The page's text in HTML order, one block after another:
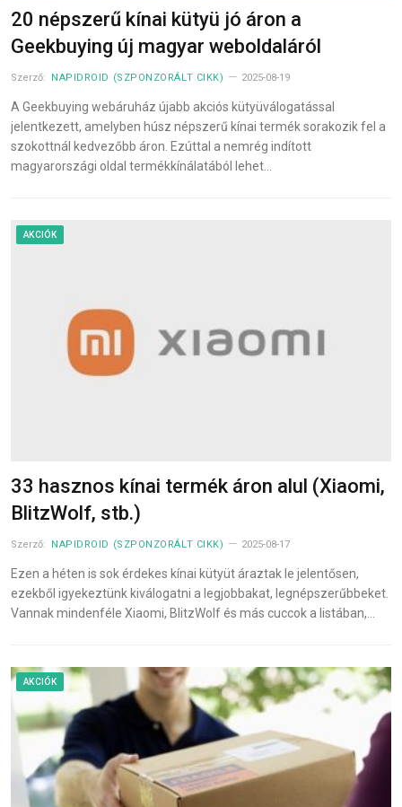
20 népszerű kínai kütyü jó áron a
Geekbuying új magyar weboldaláról
Szerző: NAPIDROID (SZPONZORÁLT CIKK) 2025-08-19
A Geekbuying webáruház újabb akciós kütyüválogatással
jelentkezett, amelyben húsz népszerű kínai termék sorakozik fel a
szokottnál kedvezőbb áron. Ezúttal a nemrég indított
magyarországi oldal termékkínálatából lehet…
AKCIÓK
33 hasznos kínai termék áron alul (Xiaomi,
BlitzWolf, stb.)
Szerző: NAPIDROID (SZPONZORÁLT CIKK) 2025-08-17
Ezen a héten is sok érdekes kínai kütyüt áraztak le jelentősen,
ezekből igyekeztünk kiválogatni a legjobbakat, legnépszerűbbeket.
Vannak mindenféle Xiaomi, BlitzWolf és más cuccok a listában,…
AKCIÓK